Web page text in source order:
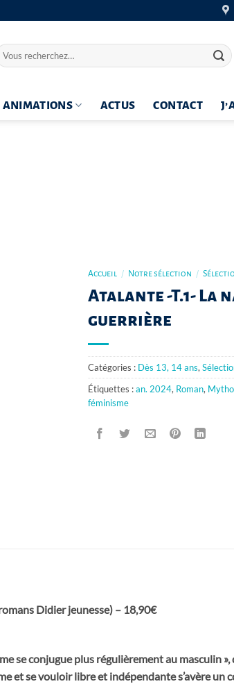
:
ANIMATIONS ACTUS CONTACT
Accueil / Notre sélection /
Atalante -T.1- La
guerrière
Catégories : Dès 13, 14 ans,
Étiquettes :an. 2024, Roman,
féminisme
Didier jeunesse) – 18,90€
se conjugue plus régulièrement au masculin
et se vouloir libre et indépendante s’avère un